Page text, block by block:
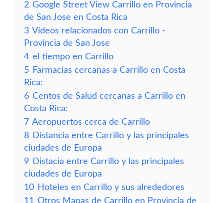
2 Google Street View Carrillo en Provincia
de San Jose en Costa Rica
3 Vídeos relacionados con Carrillo -
Provincia de San Jose
4 el tiempo en Carrillo
5 Farmacias cercanas a Carrillo en Costa
Rica:
6 Centos de Salud cercanas a Carrillo en
Costa Rica:
7 Aeropuertos cerca de Carrillo
8 Distancia entre Carrillo y las principales
ciudades de Europa
9 Distacia entre Carrillo y las principales
ciudades de Europa
10 Hoteles en Carrillo y sus alrededores
11 Otros Mapas de Carrillo en Provincia de